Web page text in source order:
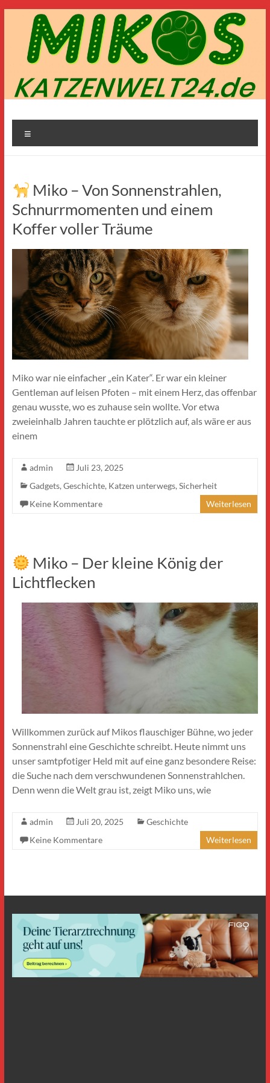
springen
Mikos-
Katzenwelt24.de
Miko – Von Sonnenstrahlen,
Schnurrmomenten und einem
Koffer voller Träume
Miko war nie einfacher „ein Kater“. Er war ein kleiner
Gentleman auf leisen Pfoten – mit einem Herz, das offenbar
genau wusste, wo es zuhause sein wollte. Vor etwa
zweieinhalb Jahren tauchte er plötzlich auf, als wäre er aus
einem
admin
Juli 23, 2025
Gadgets,Geschichte, Katzen unterwegs,Sicherheit
Keine Kommentare
Weiterlesen
Miko – Der kleine König der
Lichtflecken
Willkommen zurück auf Mikos flauschiger Bühne, wo jeder
Sonnenstrahl eine Geschichte schreibt. Heute nimmt uns
unser samtpfotiger Held mit auf eine ganz besondere Reise:
die Suche nach dem verschwundenen Sonnenstrahlchen.
Denn wenn die Welt grau ist, zeigt Miko uns, wie
admin Juli 20, 2025
Geschichte
Keine Kommentare
Weiterlesen